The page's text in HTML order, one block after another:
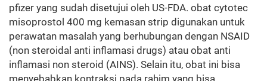
pfizer yang sudah disetujui oleh US-FDA. obat cytotec
misoprostol 400 mg kemasan strip digunakan untuk
perawatan masalah yang berhubungan dengan NSAID
(non steroidal anti inflamasi drugs) atau obat anti
inflamasi non steroid (AINS). Selain itu, obat ini bisa
menyebabkan kontraksi pada rahim yang bisa